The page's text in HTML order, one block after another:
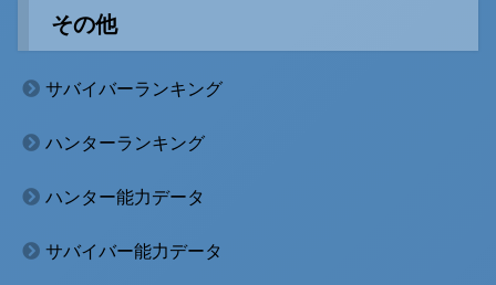
その他
サバイバーランキング
ハンターランキング
ハンター能力データ
サバイバー能力データ